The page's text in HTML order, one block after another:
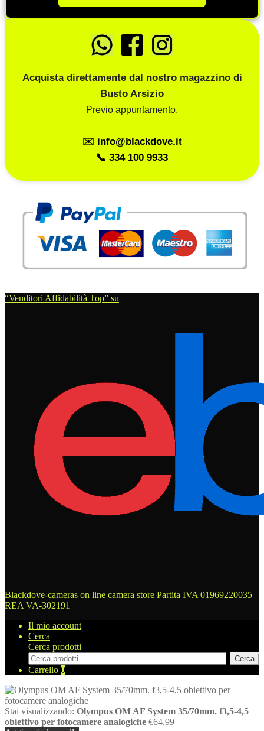
Acquista direttamente dal nostro magazzino di
Busto Arsizio
Previo appuntamento.
✉️ info@blackdove.it
📞 334 100 9933
“Venditori Affidabilità Top” su
Blackdove-cameras on line camera store Partita IVA 01969220035 –
REA VA-302191
Il mio account
Cerca
Cerca prodotti
Cerca
Carrello 0
Stai visualizzando: Olympus OM AF System 35/70mm. f3,5-4,5
obiettivo per fotocamere analogiche €64,99